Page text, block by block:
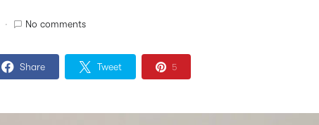
No comments
Share Tweet 5